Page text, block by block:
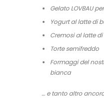
Gelato LOVBAU
Yogurt al latte di
Cremosi al latte
Torte semifreddo
Formaggi del
bianca
… e tanto altro